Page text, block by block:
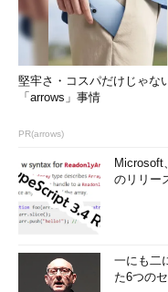
堅牢さ・コスパだけじゃな
「arrows」事情
PR(arrows)
Microsoft
のリリー
一にも二
た6つの